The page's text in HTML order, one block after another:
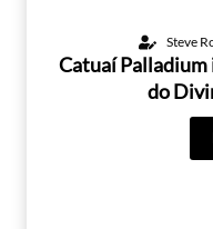
Steve
Catuaí
do